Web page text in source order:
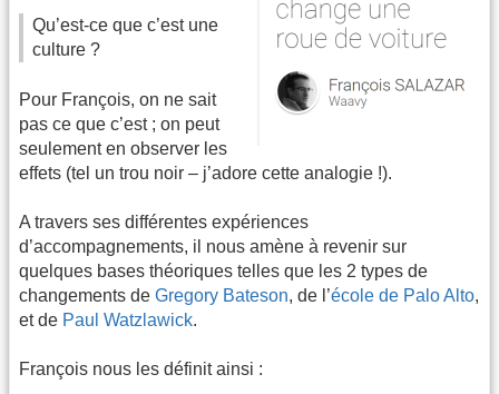
Qu’est-ce que c’est une
culture ?
Pour François, on ne sait
pas ce que c’est ; on peut
seulement en observer les
effets (tel un trou noir – j’adore cette analogie !).
A travers ses différentes expériences
d’accompagnements, il nous amène à revenir sur
quelques bases théoriques telles que les 2 types de
changements de Gregory Bateson, de l’école de Palo Alto,
et de Paul Watzlawick.
François nous les définit ainsi :